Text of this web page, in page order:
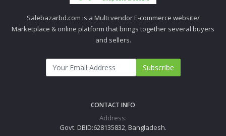
Salebazarbd.com is a Multi vendor E-commerce website/
Marketplace & online platform that brings together several buyers
and sellers.
Subscribe
CONTACT INFO
Address:
Govt. DBID:628135832, Bangladesh.